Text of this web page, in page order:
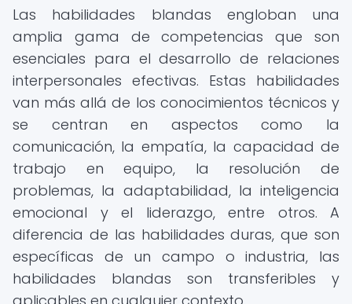
Las habilidades blandas engloban una
amplia gama de competencias que son
esenciales para el desarrollo de relaciones
interpersonales efectivas. Estas habilidades
van más allá de los conocimientos técnicos y
se centran en aspectos como la
comunicación, la empatía, la capacidad de
trabajo en equipo, la resolución de
problemas, la adaptabilidad, la inteligencia
emocional y el liderazgo, entre otros. A
diferencia de las habilidades duras, que son
específicas de un campo o industria, las
habilidades blandas son transferibles y